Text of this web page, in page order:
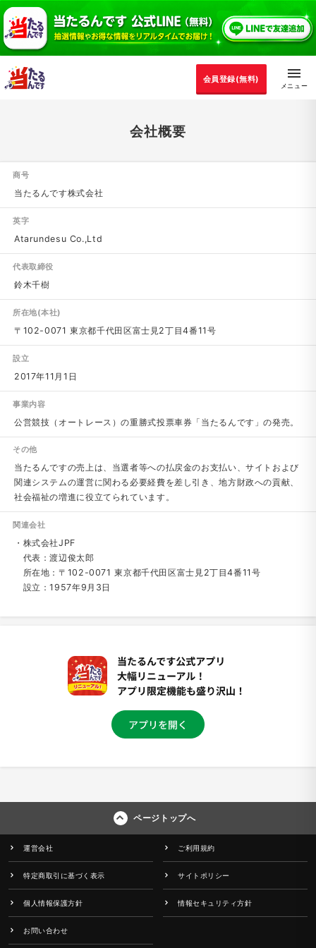
会員登録(無料)
会社概要
商号
当たるんです株式会社
英字
Atarundesu Co.,Ltd
代表取締役
鈴木千樹
所在地(本社)
〒102-0071 東京都千代田区富士見2丁目4番11号
設立
2017年11月1日
事業内容
公営競技（オートレース）の重勝式投票車券「当たるんです」の発売。
その他
当たるんですの売上は、当選者等への払戻金のお支払い、サイトおよび
関連システムの運営に関わる必要経費を差し引き、地方財政への貢献、
社会福祉の増進に役立てられています。
関連会社
・株式会社JPF
代表：渡辺俊太郎
所在地：〒102-0071 東京都千代田区富士見2丁目4番11号
設立：1957年9月3日
ページトップへ
運営会社 ご利用規約
特定商取引に基づく表示 サイトポリシー
個人情報保護方針 情報セキュリティ方針
お問い合わせ